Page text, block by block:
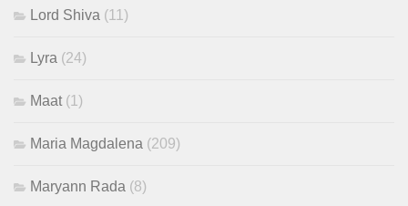
Lord Shiva (11)
Lyra (24)
Maat (1)
Maria Magdalena (209)
Maryann Rada (8)